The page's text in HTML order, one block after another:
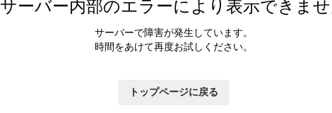
サーバー内部のエラーにより表示できま
サーバーで障害が発生しています。
時間をあけて再度お試しください。
トップページに戻る